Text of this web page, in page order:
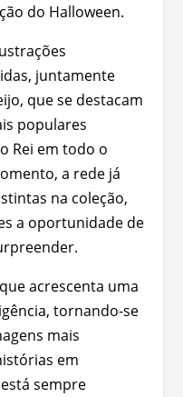
do Halloween.
juntamente
que se destacam
populares
Rei em todo o
a rede já
na coleção,
a oportunidade de
acrescenta uma
tornando-se
mais
em
está sempre